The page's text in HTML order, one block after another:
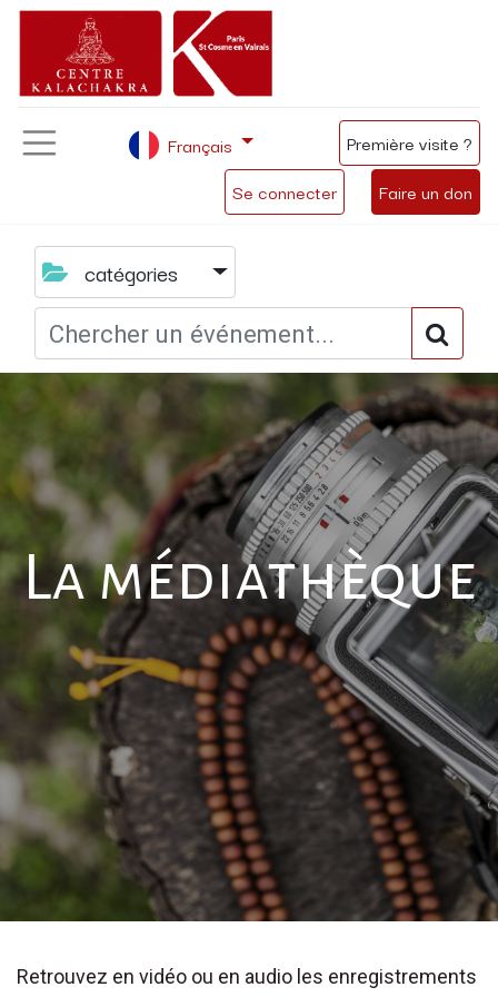
Se connecter Faire un don
Français Première visite ?
catégories
La médiathèque
Retrouvez en vidéo ou en audio les enregistrements